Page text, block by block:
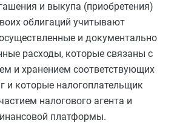
и выкупа (приобретения)
облигаций учитывают
и документально
расходы, которые связаны с
и хранением соответствующих
и которые налогоплательщик
налогового агента и
платформы.